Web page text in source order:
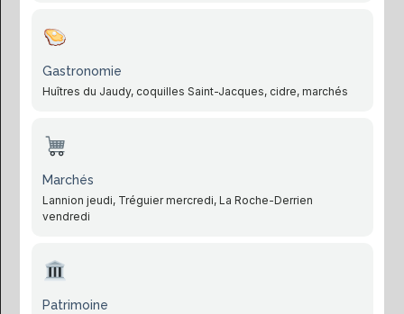
Gastronomie
Huîtres du Jaudy, coquilles Saint-Jacques, cidre, marchés
Marchés
Lannion jeudi, Tréguier mercredi, La Roche-Derrien
vendredi
Patrimoine